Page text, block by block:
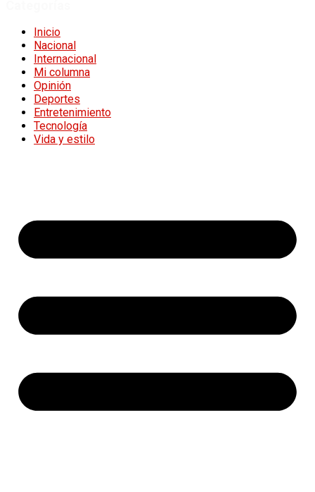
Inicio
Nacional
Internacional
Mi columna
Opinión
Deportes
Entretenimiento
Tecnología
Vida y estilo